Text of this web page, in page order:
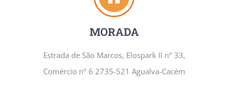
MORADA
Estrada de São Marcos, Elospark II nº 33,
Comércio nº 6 2735-521 Agualva-Cacém